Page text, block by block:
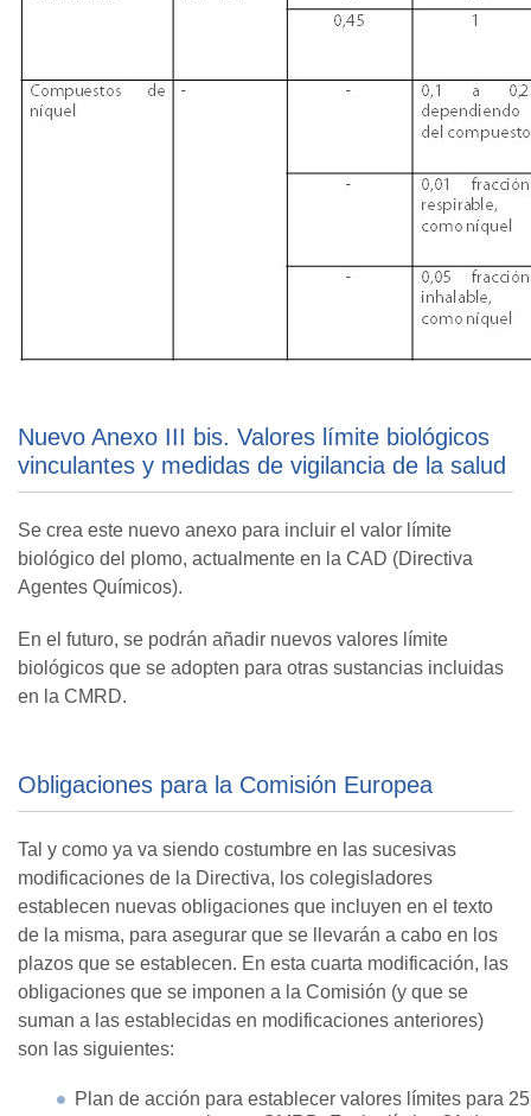
Nuevo Anexo III bis. Valores límite biológicos
vinculantes y medidas de vigilancia de la salud
Se crea este nuevo anexo para incluir el valor límite
biológico del plomo, actualmente en la CAD (Directiva
Agentes Químicos).
En el futuro, se podrán añadir nuevos valores límite
biológicos que se adopten para otras sustancias incluidas
en la CMRD.
Obligaciones para la Comisión Europea
Tal y como ya va siendo costumbre en las sucesivas
modificaciones de la Directiva, los colegisladores
establecen nuevas obligaciones que incluyen en el texto
de la misma, para asegurar que se llevarán a cabo en los
plazos que se establecen. En esta cuarta modificación, las
obligaciones que se imponen a la Comisión (y que se
suman a las establecidas en modificaciones anteriores)
son las siguientes:
Plan de acción para establecer valores límites para 25